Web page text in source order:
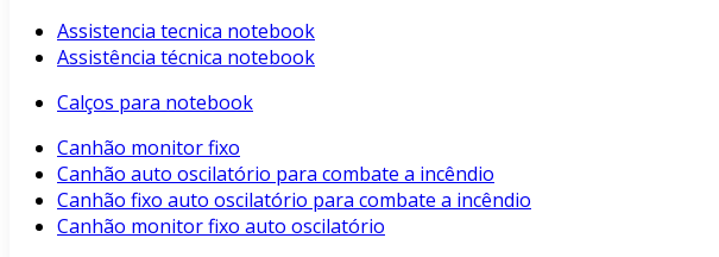
Assistencia tecnica notebook
Assistência técnica notebook
Calços para notebook
Canhão monitor fixo
Canhão auto oscilatório para combate a incêndio
Canhão fixo auto oscilatório para combate a incêndio
Canhão monitor fixo auto oscilatório